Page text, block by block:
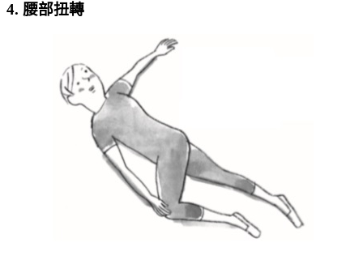
4. 腰部扭轉